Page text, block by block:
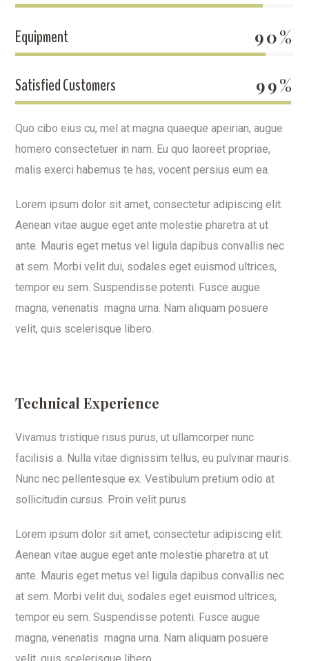
Equipment 90%
Satisfied Customers 99%
Quo cibo eius cu, mel at magna quaeque apeirian, augue
homero consectetuer in nam. Eu quo laoreet propriae,
malis exerci habemus te has, vocent persius eum ea.
Lorem ipsum dolor sit amet, consectetur adipiscing elit.
Aenean vitae augue eget ante molestie pharetra at ut
ante. Mauris eget metus vel ligula dapibus convallis nec
at sem. Morbi velit dui, sodales eget euismod ultrices,
tempor eu sem. Suspendisse potenti. Fusce augue
magna, venenatis magna urna. Nam aliquam posuere
velit, quis scelerisque libero.
Technical Experience
Vivamus tristique risus purus, ut ullamcorper nunc
facilisis a. Nulla vitae dignissim tellus, eu pulvinar mauris.
Nunc nec pellentesque ex. Vestibulum pretium odio at
sollicitudin cursus. Proin velit purus
Lorem ipsum dolor sit amet, consectetur adipiscing elit.
Aenean vitae augue eget ante molestie pharetra at ut
ante. Mauris eget metus vel ligula dapibus convallis nec
at sem. Morbi velit dui, sodales eget euismod ultrices,
tempor eu sem. Suspendisse potenti. Fusce augue
magna, venenatis magna urna. Nam aliquam posuere